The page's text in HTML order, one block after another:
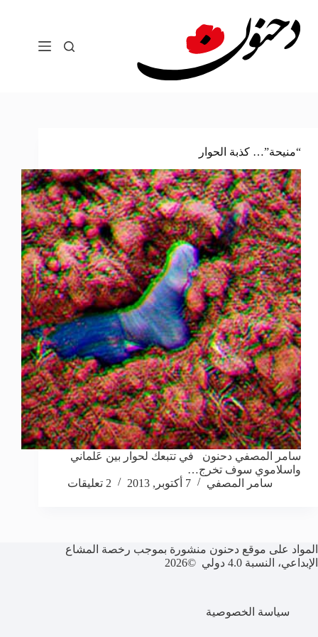
المحتوى
“منيحة”… كذبة الحوار
سامر المصفي دحنون في تتبعك لحوار بين عَلماني
واسلاموي سوف تخرج…
سامر المصفي
7 أكتوبر, 2013 2 تعليقات
المواد على موقع دحنون منشورة بموجب رخصة المشاع
الإبداعي، النسبة 4.0 دولي ©2026
سياسة الخصوصية